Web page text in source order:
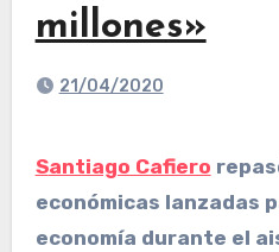
millones»
21/04/2020
Santiago Cafiero
económicas lanzadas
economía durante el